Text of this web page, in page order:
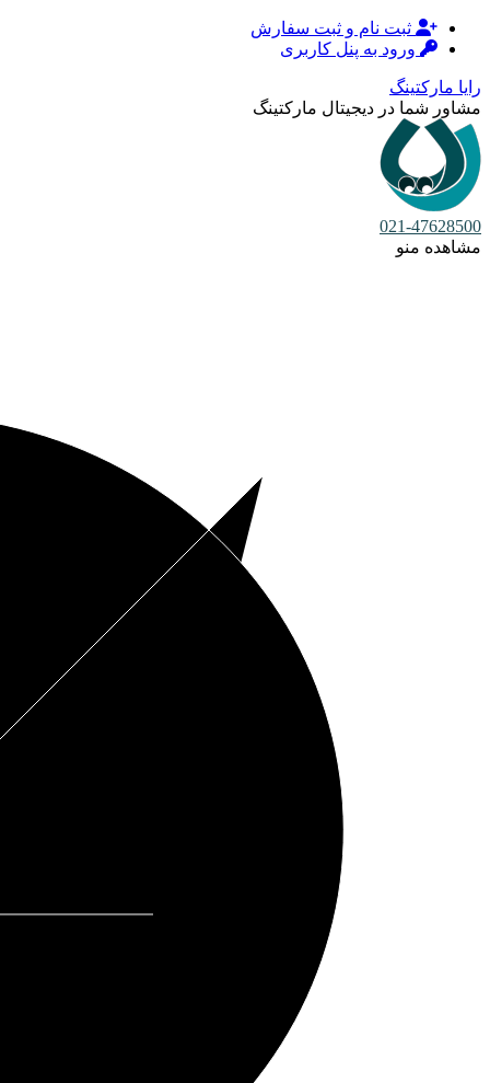
ثبت نام و ثبت سفارش
ورود به پنل کاربری
رایا مارکتینگ
مشاور شما در دیجیتال مارکتینگ
021-47628500
مشاهده منو